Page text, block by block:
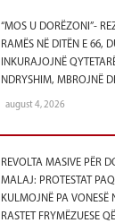
“MOS U DORËZONI”-
RAMËS NË DITËN E 66,
INKURAJOJNË
NDRYSHIM, MBROJNË
august 4, 2026
REVOLTA MASIVE PËR
MALAJ: PROTESTAT
KULMOJNË PA VONESË
RASTET FRYMËZUESE